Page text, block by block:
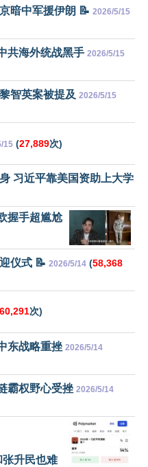
暗中军援伊朗 📝 2026/5/15
共海外统战黑手 2026/5/15
智英案被提及 2026/5/15
15 (27,889次)
习近平靠美国资助上大学
握手超尴尬
仪式 📝 2026/5/14 (58,368
60,291次)
东战略重挫 2026/5/14
霸权野心受挫 2026/5/14
升民也难